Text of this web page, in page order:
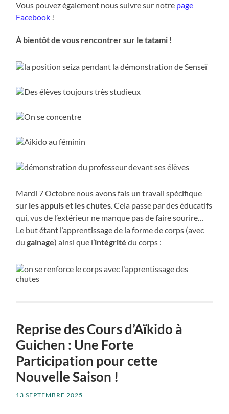
Vous pouvez également nous suivre sur notre page
Facebook !
À bientôt de vous rencontrer sur le tatami !
Mardi 7 Octobre nous avons fais un travail spécifique
sur les appuis et les chutes. Cela passe par des éducatifs
qui, vus de l’extérieur ne manque pas de faire sourire…
Le but étant l’apprentissage de la forme de corps (avec
dugainage) ainsi que l’intégrité du corps :
Reprise des Cours d’Aïkido à
Guichen : Une Forte
Participation pour cette
Nouvelle Saison !
13 SEPTEMBRE 2025